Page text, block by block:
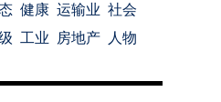
健康 运输业 社会
工业 房地产
人物